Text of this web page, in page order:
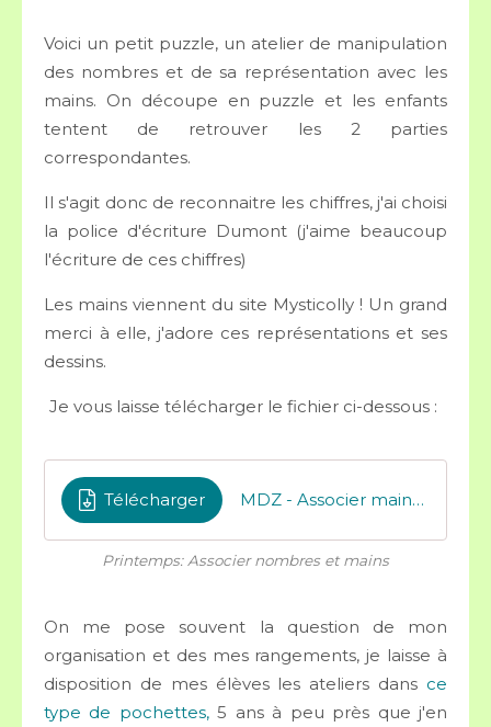
Voici un petit puzzle, un atelier de manipulation
des nombres et de sa représentation avec les
mains. On découpe en puzzle et les enfants
tentent de retrouver les 2 parties
correspondantes.
Il s'agit donc de reconnaitre les chiffres, j'ai choisi
la police d'écriture Dumont (j'aime beaucoup
l'écriture de ces chiffres)
Les mains viennent du site Mysticolly ! Un grand
merci à elle, j'adore ces représentations et ses
dessins.
Je vous laisse télécharger le fichier ci-dessous :
Télécharger MDZ - Associer mains et chiffres
Printemps: Associer nombres et mains
On me pose souvent la question de mon
organisation et des mes rangements, je laisse à
disposition de mes élèves les ateliers dans ce
type de pochettes,5 ans à peu près que j'en